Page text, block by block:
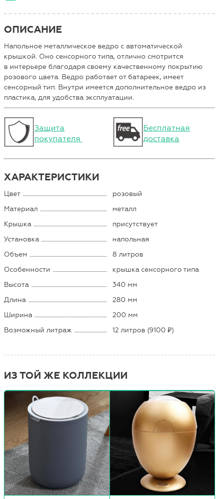
ОПИСАНИЕ
Напольное металлическое ведро с автоматической
крышкой. Оно сенсорного типа, отлично смотрится
в интерьере благодаря своему качественному покрытию
розового цвета. Ведро работает от батареек, имеет
сенсорный тип. Внутри имеется дополнительное ведро из
пластика, для удобства эксплуатации.
Защита
покупателя
Бесплатная
доставка
ХАРАКТЕРИСТИКИ
Цвет
розовый
Материал
металл
Крышка
присутствует
Установка
напольная
Объем
8 литров
Особенности
крышка сенсорного типа
Высота
340 мм
Длина
280 мм
Ширина
200 мм
Возможный литраж
12 литров (9100 ₽)
ИЗ ТОЙ ЖЕ КОЛЛЕКЦИИ